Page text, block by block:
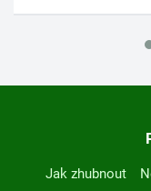
Jak zhubnout